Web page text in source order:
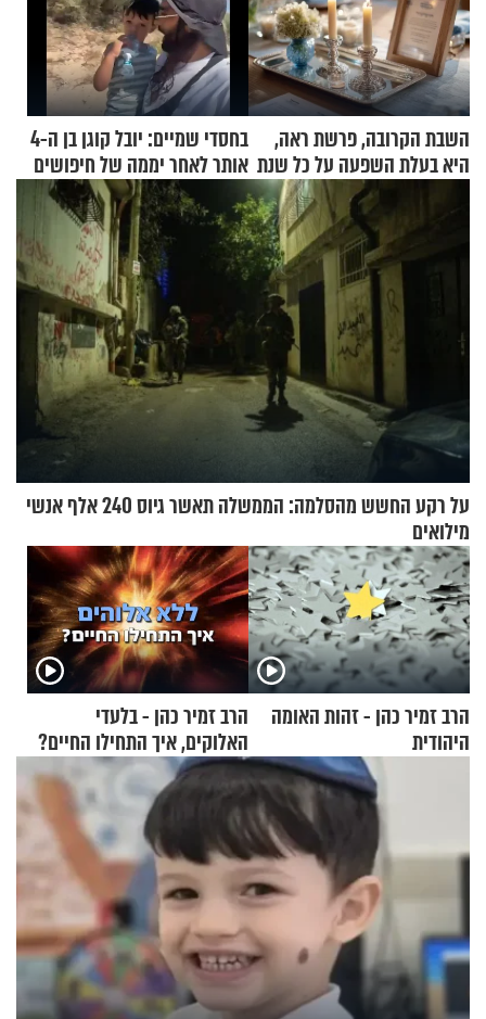
השבת הקרובה, פרשת ראה,
היא בעלת השפעה על כל שנת
בחסדי שמיים: יובל קוגן בן ה-4
אותר לאחר יממה של חיפושים
על רקע החשש מהסלמה: הממשלה תאשר גיוס 240 אלף אנשי
מילואים
הרב זמיר כהן - זהות האומה
היהודית
הרב זמיר כהן - בלעדי
האלוקים, איך התחילו החיים?